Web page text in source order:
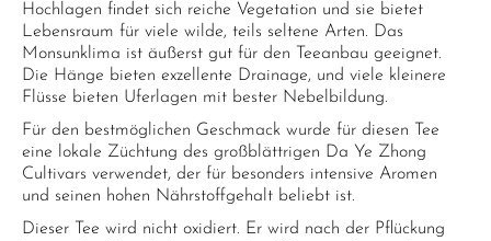
Hochlagen findet sich reiche Vegetation und sie bietet
Lebensraum für viele wilde, teils seltene Arten. Das
Monsunklima ist äußerst gut für den Teeanbau geeignet.
Die Hänge bieten exzellente Drainage, und viele kleinere
Flüsse bieten Uferlagen mit bester Nebelbildung.
Für den bestmöglichen Geschmack wurde für diesen Tee
eine lokale Züchtung des großblättrigen Da Ye Zhong
Cultivars verwendet, der für besonders intensive Aromen
und seinen hohen Nährstoffgehalt beliebt ist.
Dieser Tee wird nicht oxidiert. Er wird nach der Pflückung